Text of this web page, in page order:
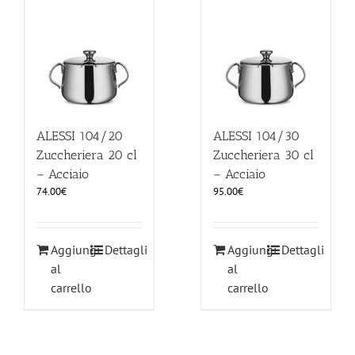
FUORI PRODUZIONE
BOMBONIERE
BELLINI HO.RE.CA
ALESSI 104/20
Zuccheriera 20 cl
– Acciaio
74.00€
Aggiungi
al
carrello
Dettagli
ALESSI 104/30
Zuccheriera 30 cl
– Acciaio
95.00€
Aggiungi
al
carrello
Dettagli